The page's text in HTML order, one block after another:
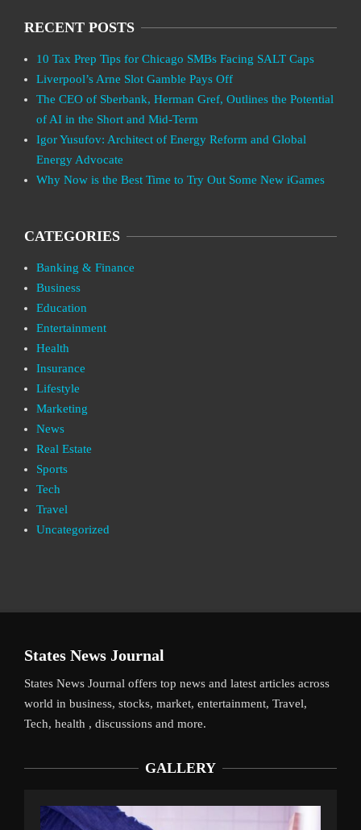
RECENT POSTS
10 Tax Prep Tips for Chicago SMBs Facing SALT Caps
Liverpool’s Arne Slot Gamble Pays Off
The CEO of Sberbank, Herman Gref, Outlines the Potential
of AI in the Short and Mid-Term
Igor Yusufov: Architect of Energy Reform and Global
Energy Advocate
Why Now is the Best Time to Try Out Some New iGames
CATEGORIES
Banking & Finance
Business
Education
Entertainment
Health
Insurance
Lifestyle
Marketing
News
Real Estate
Sports
Tech
Travel
Uncategorized
States News Journal
States News Journal offers top news and latest articles across
world in business, stocks, market, entertainment, Travel,
Tech, health , discussions and more.
GALLERY